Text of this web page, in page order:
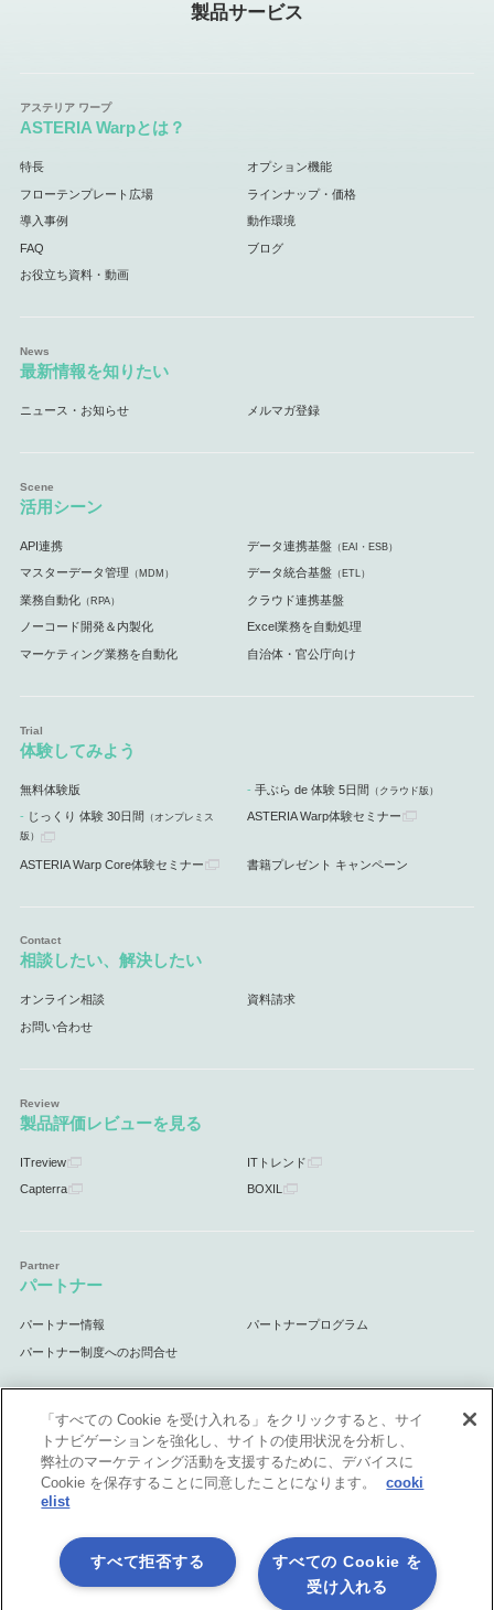
製品サービス
ASTERIA Warpとは？
特長 オプション機能
フローテンプレート広場 ラインナップ・価格
導入事例 動作環境
FAQ ブログ
お役立ち資料・動画
最新情報を知りたい
ニュース・お知らせ メルマガ登録
活用シーン
API連携 データ連携基盤 （EAI・ESB）
マスターデータ管理 （MDM） データ統合基盤 （ETL）
業務自動化（RPA） クラウド連携基盤
ノーコード開発＆内製化 Excel業務を自動処理
マーケティング業務を自動化 自治体・官公庁向け
体験してみよう
無料体験版 手ぶら de 体験 5日間 （クラウド版）
じっくり 体験 30日間 （オンプレミス
版）
ASTERIA Warp体験セミナー
ASTERIA Warp Core体験セミナー 書籍プレゼント キャンペーン
相談したい、解決したい
オンライン相談 資料請求
お問い合わせ
製品評価レビューを見る
ITreview ITトレンド
Capterra BOXIL
パートナー
パートナー情報 パートナープログラム
パートナー制度へのお問合せ
サポート
サポート情報
「すべての Cookie を受け入れる」をクリックすると、サイ
トナビゲーションを強化し、サイトの使用状況を分析し、
弊社のマーケティング活動を支援するために、デバイスに
Cookie を保存することに同意したことになります。
cooki
elist
すべての Cookie を
受け入れる
すべて拒否する